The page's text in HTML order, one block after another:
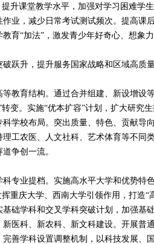
升课堂教学水平，加强对学习困难学
业，减少日常考试测试频次。提高课
育“加法”，激发青少年好奇心、想象
升，提升服务国家战略和区域高质
育结构。通过合并组建、新设增设
变。实施“优本扩容”计划，扩大研究
学校布局。突出质量、特色、贡献导
工农医、人文社科、艺术体育等不同
争创一流。
业提档。实施高水平大学和优势特色
重庆大学、西南大学引领作用，打造“
础学科和交叉学科突破计划，加强基
医科、新农科、新文科建设。开展普
善学科设置调整机制，以科技发展、